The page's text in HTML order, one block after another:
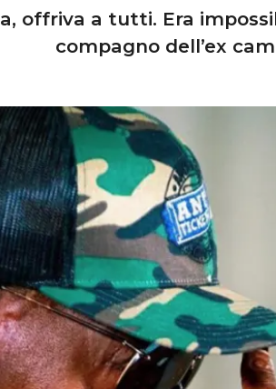
offriva a tutti. Era
compagno dell’ex